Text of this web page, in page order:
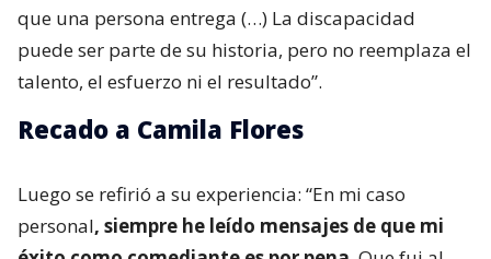
que una persona entrega (…) La discapacidad
puede ser parte de su historia, pero no reemplaza el
talento, el esfuerzo ni el resultado”.
Recado a Camila Flores
Luego se refirió a su experiencia: “En mi caso
personal, siempre he leído mensajes de que mi